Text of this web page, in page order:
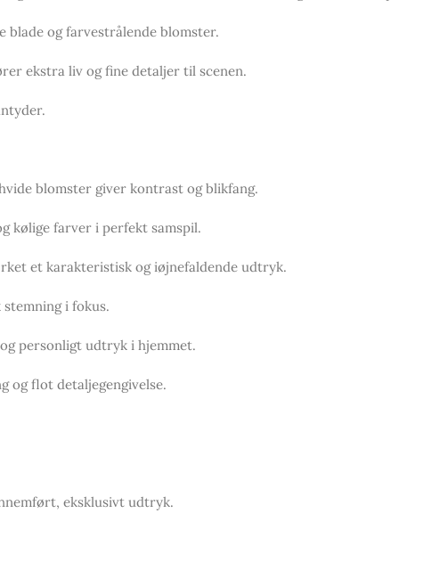
og farvestrålende blomster.
ekstra liv og fine detaljer til scenen.
blomster giver kontrast og blikfang.
kølige farver i perfekt samspil.
et karakteristisk og iøjnefaldende udtryk.
i fokus.
personligt udtryk i hjemmet.
flot detaljegengivelse.
eksklusivt udtryk.